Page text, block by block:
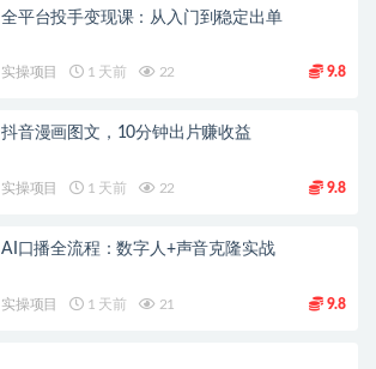
全平台投手变现课：从入门到稳定出单
实操项目 1 天前 22 9.8
抖音漫画图文，10分钟出片赚收益
实操项目 1 天前 22 9.8
AI口播全流程：数字人+声音克隆实战
实操项目 1 天前 21 9.8